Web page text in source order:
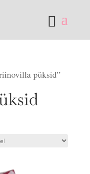
püksid”